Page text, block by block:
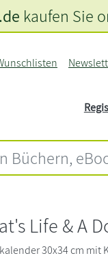
kaufen Sie
Life & A
30x34 cm mit